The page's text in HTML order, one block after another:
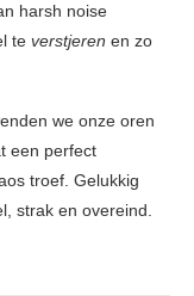
harsh noise
te verstjeren en zo
we onze oren
een perfect
troef. Gelukkig
strak en overeind.